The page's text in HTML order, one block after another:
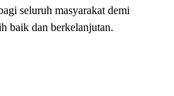
seluruh masyarakat demi
baik dan berkelanjutan.